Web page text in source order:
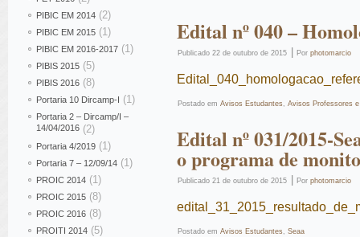
PIBIC EM 2014 (2)
PIBIC EM 2015 (1)
PIBIC EM 2016-2017 (1)
PIBIS 2015 (5)
PIBIS 2016 (8)
Portaria 10 Dircamp-I (1)
Portaria 2 – Dircamp/I –
14/04/2016 (2)
Portaria 4/2019 (1)
Portaria 7 – 12/09/14 (1)
PROIC 2014 (1)
PROIC 2015 (8)
PROIC 2016 (8)
PROITI 2014 (5)
Edital nº 040 –
Publicado 22 de outubro de 2015 Por photomarcio
Postado em Avisos Estudantes , Avisos Professores
Edital nº 031/2015-
o programa de
Publicado 21 de outubro de 2015 Por photomarcio
Postado em Avisos Estudantes , Seaa